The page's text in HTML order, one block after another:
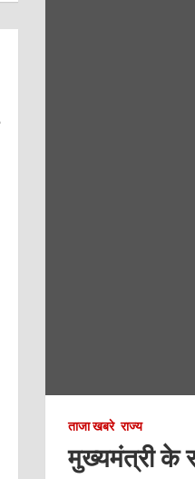
ताजा खबरे राज्य
मुख्यमंत्री के